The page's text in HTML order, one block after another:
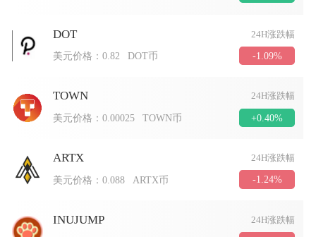
DOT 24H涨跌幅
美元价格：0.82 DOT币 -1.09%
TOWN 24H涨跌幅
美元价格：0.00025 TOWN币 +0.40%
ARTX 24H涨跌幅
美元价格：0.088 ARTX币 -1.24%
INUJUMP 24H涨跌幅